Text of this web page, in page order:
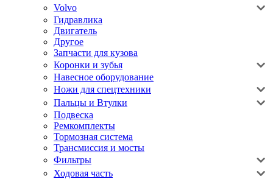
Volvo
Гидравлика
Двигатель
Другое
Запчасти для кузова
Коронки и зубья
Навесное оборудование
Ножи для спецтехники
Пальцы и Втулки
Подвеска
Ремкомплекты
Тормозная система
Трансмиссия и мосты
Фильтры
Ходовая часть